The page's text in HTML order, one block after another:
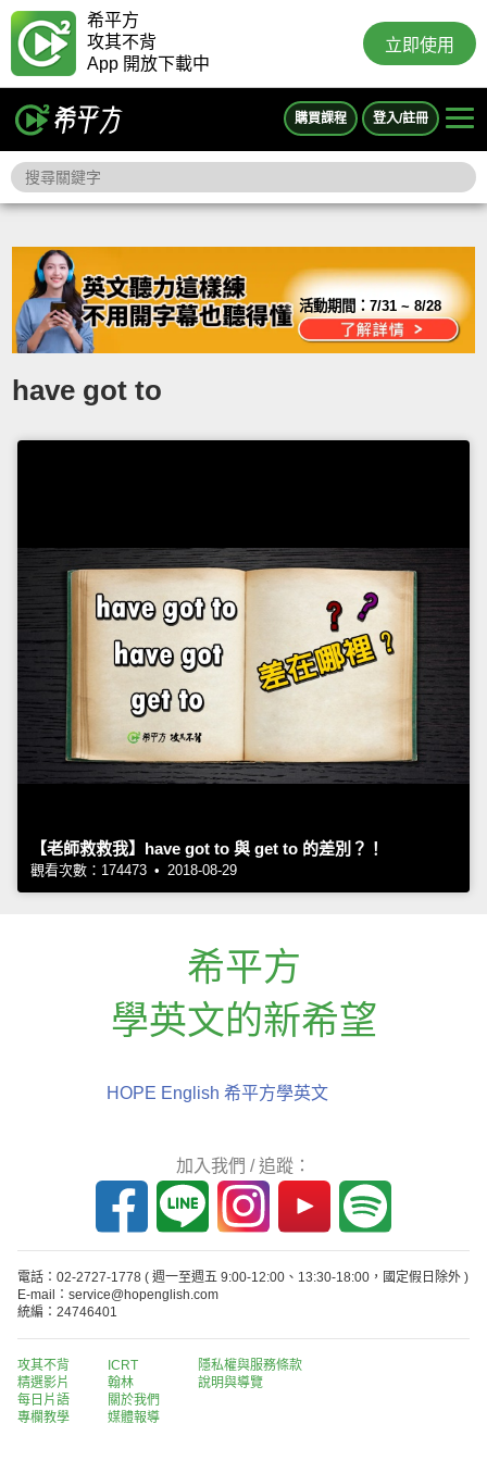
希平方
攻其不背
App 開放下載中
立即使用
購買課程 登入/註冊
活動期間：7/31 ~ 8/28
have got to
【老師救救我】have got to 與 get to 的差別？！
觀看次數：174473 • 2018-08-29
希平方
學英文的新希望
HOPE English 希平方學英文
加入我們 / 追蹤：
電話：02-2727-1778 ( 週一至週五 9:00-12:00、13:30-18:00，國定假日除外 )
E-mail：service@hopenglish.com
統編：24746401
攻其不背
精選影片
每日片語
專欄教學
ICRT
翰林
關於我們
媒體報導
隱私權與服務條款
說明與導覽